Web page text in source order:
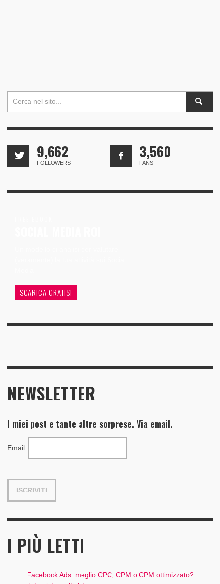
9,662
FOLLOWERS
3,560
FANS
SCARICA GRATIS!
NEWSLETTER
I miei post e tante altre sorprese. Via email.
Email:
I PIÙ LETTI
Facebook Ads: meglio CPC, CPM o CPM ottimizzato?